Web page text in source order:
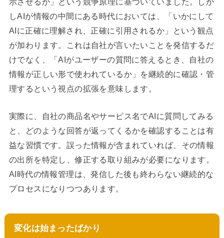
しAIが情報の中間にある時代においては、「いかにして
AIに正確に理解され、正確に引用されるか」という観点
が加わります。これは自社が言いたいことを発信するだ
けでなく、「AIがユーザーの質問に答えるとき、自社の
情報が正しい形で使われているか」を継続的に確認・管
理するという視点の拡張を意味します。
実際に、自社の商品名やサービス名でAIに質問してみる
と、どのような回答が返ってくるかを確認することは有
益な習慣です。誤った情報が含まれていれば、その情報
の出所を特定し、修正する取り組みが必要になります。
AI時代の情報管理は、発信した後も終わらない継続的な
プロセスになりつつあります。
変化は始まったばかり